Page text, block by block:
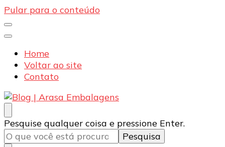
Pular para o conteúdo
Home
Voltar ao site
Contato
Blog | Arasa Embalagens
Confira conteúdos sobre embalagens para pizzas,
doces e salgados. Tudo para seu comércio com a
qualidade Arasa. Leia nossos conteúdos!
Procurando
algo?
Pesquise qualquer coisa e pressione Enter.